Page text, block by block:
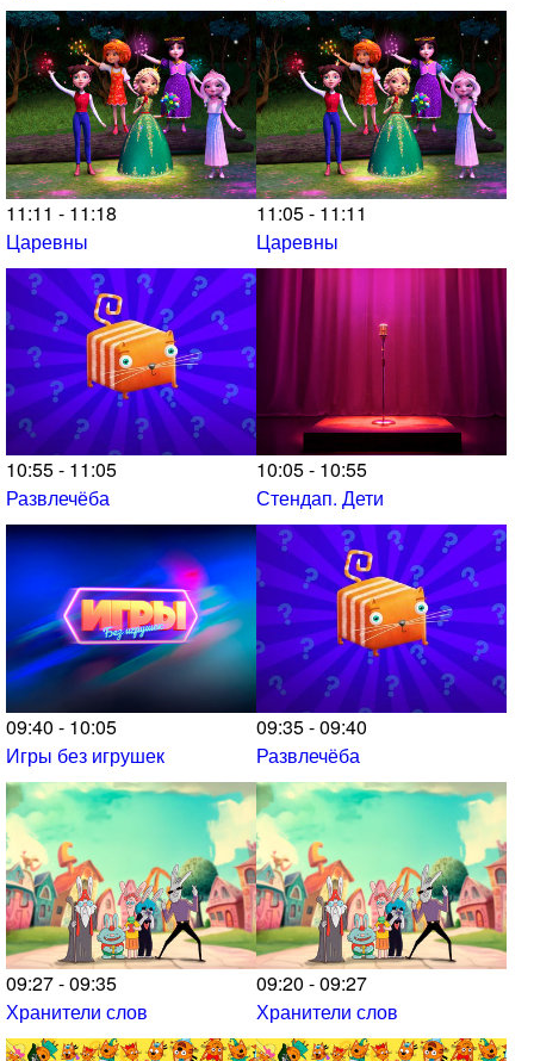
11:11 - 11:18
Царевны
11:05 - 11:11
Царевны
10:55 - 11:05
Развлечёба
10:05 - 10:55
Стендап. Дети
09:40 - 10:05
Игры без игрушек
09:35 - 09:40
Развлечёба
09:27 - 09:35
Хранители слов
09:20 - 09:27
Хранители слов